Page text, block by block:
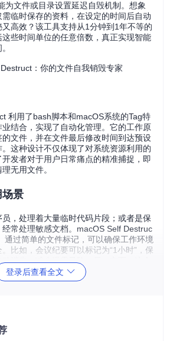
为文件或目录设置延迟自毁机制。想象
临时保存的资料，在设定的时间后自动
高效？该工具支持从1分钟到1年不等的
些时间单位的任意倍数，真正实现智能
利用了bash脚本和macOS系统的Tag特
结合，实现了自动化管理。它的工作原
文件，并在文件最后修改时间到达预设
这种设计不仅体现了对系统资源利用的
发者对于用户日常痛点的精准捕捉，即
无用文件。
场景
，处理着大量临时代码片段；或者是保
常处理敏感文档。macOS Self Destruc
通过简单的文件标记，可以确保工作环境
比如，会议纪要可以标记为“1小时”，保
动消失，减少泄露风险。另一方面，这个
资料，例如旅行照片备份，标上“1年”，
需要的瞬间，既智能又省心。
自定义标签轻松控制文件生命周期。
登录后查看全文